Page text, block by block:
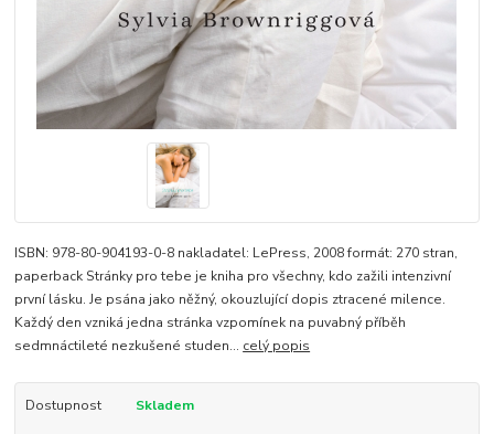
ISBN: 978-80-904193-0-8 nakladatel: LePress, 2008 formát: 270 stran,
paperback Stránky pro tebe je kniha pro všechny, kdo zažili intenzivní
první lásku. Je psána jako něžný, okouzlující dopis ztracené milence.
Každý den vzniká jedna stránka vzpomínek na puvabný příběh
sedmnáctileté nezkušené studen... celý popis
Dostupnost Skladem